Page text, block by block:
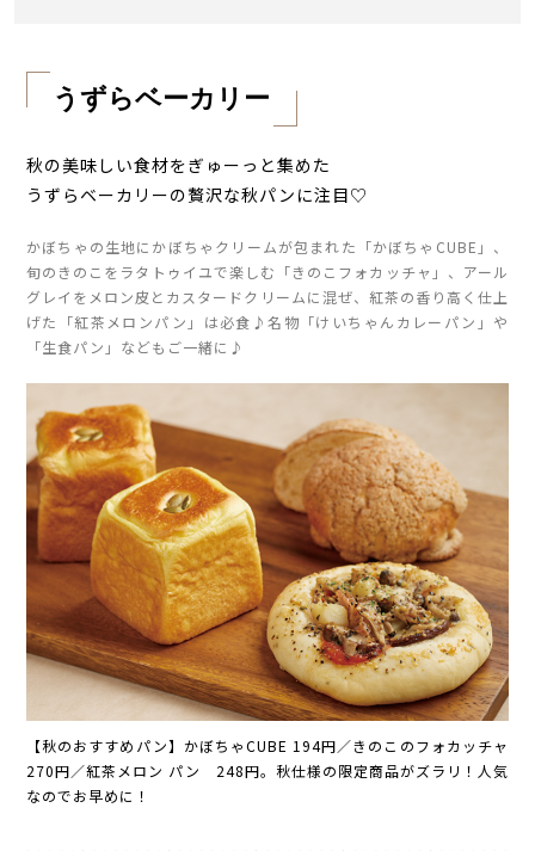
うずらベーカリー
秋の美味しい食材をぎゅーっと集めた
うずらベーカリーの贅沢な秋パンに注目♡
かぼちゃの生地にかぼちゃクリームが包まれた「かぼちゃCUBE」、
旬のきのこをラタトゥイユで楽しむ「きのこフォカッチャ」、アール
グレイをメロン皮とカスタードクリームに混ぜ、紅茶の香り高く仕上
げた「紅茶メロンパン」は必食♪名物「けいちゃんカレーパン」や
「生食パン」などもご一緒に♪
【秋のおすすめパン】かぼちゃCUBE 194円／きのこのフォカッチャ
270円／紅茶メロン パン 248円。秋仕様の限定商品がズラリ！人気
なのでお早めに！